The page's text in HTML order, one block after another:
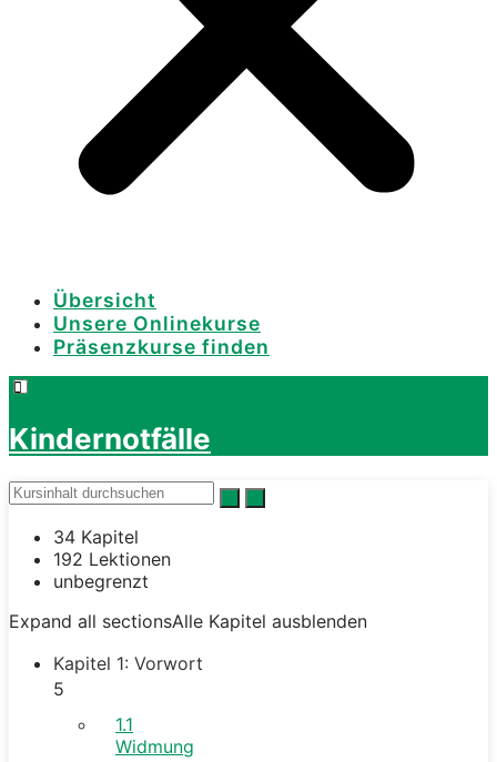
Übersicht
Unsere Onlinekurse
Präsenzkurse finden
Kindernotfälle
34 Kapitel
192 Lektionen
unbegrenzt
Expand all sectionsAlle Kapitel ausblenden
Kapitel 1: Vorwort
5
1.1
Widmung